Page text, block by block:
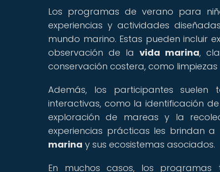
Los programas de verano para
experiencias y actividades
mundo marino. Estas pueden incluir
observación de lavida marina,
conservación costera, como
Además, los participantes
interactivas, como la identificación
exploración de mareas y la
experiencias prácticas les brindan
marina y sus ecosistemas asociados.
En muchos casos, los